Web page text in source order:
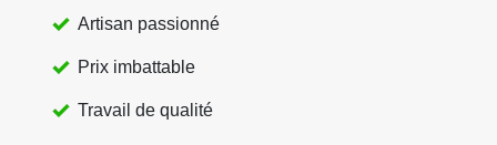
Artisan passionné
Prix imbattable
Travail de qualité